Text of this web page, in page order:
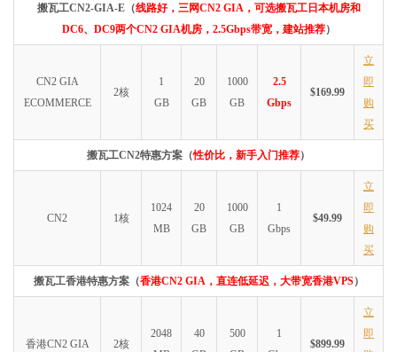
搬瓦工CN2-GIA-E（线路好，三网CN2 GIA，可选搬瓦工日本机房和
DC6、DC9两个CN2 GIA机房，2.5Gbps带宽，建站推荐）
CN2 GIA
ECOMMERCE
2核
1
GB
20
GB
1000
GB
2.5
Gbps
$169.99
立
即
购
买
搬瓦工CN2特惠方案（性价比，新手入门推荐）
CN2 1核
1024
MB
20
GB
1000
GB
1
Gbps
$49.99
立
即
购
买
搬瓦工香港特惠方案（香港CN2 GIA，直连低延迟，大带宽香港VPS）
香港CN2 GIA 2核
2048
40
500
1
$899.99
立
即